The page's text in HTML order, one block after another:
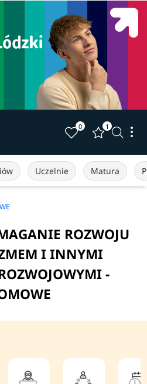
0 1
Uczelnie Matura
ROZWOJU
I INNYMI
-